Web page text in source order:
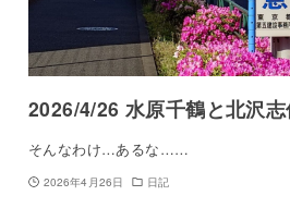
2026/4/26 水原千鶴と北沢
そんなわけ…あるな……
2026年4月26日 日記